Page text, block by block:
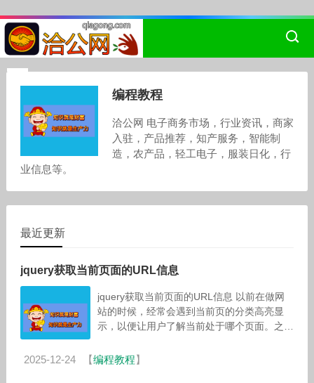
编程教程
洽公网 电子商务市场，行业资讯，商家
入驻，产品推荐，知产服务，智能制
造，农产品，轻工电子，服装日化，行
业信息等。
最近更新
jquery获取当前页面的URL信息
jquery获取当前页面的URL信息 以前在做网
站的时候，经常会遇到当前页的分类高亮显
示，以便让用户了解当前处于哪个页面。之前
2025-12-24 【编程教程】